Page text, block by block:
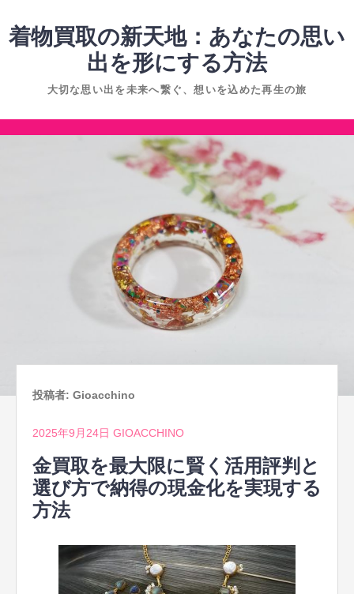
ン
へ
ス
着物買取の新天地：あなたの思い
出を形にする方法
大切な思い出を未来へ繋ぐ、想いを込めた再生の旅
コ
投稿者: Gioacchino
2025年9月24日 GIOACCHINO
金買取を最大限に賢く活用評判と
選び方で納得の現金化を実現する
方法